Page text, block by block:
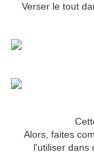
Verser le tout
Alors, faites
l'utiliser dans